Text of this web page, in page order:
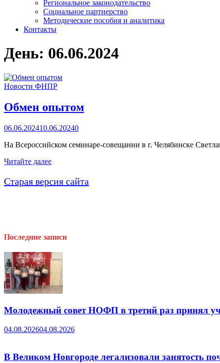
Региональное законодательство
Социальное партнерство
Методические пособия и аналитика
Контакты
День: 06.06.2024
Новости ФНПР
Обмен опытом
06.06.202410.06.20240
На Всероссийском семинаре-совещании в г. Челябинске
Обмен
Читайте далее
Старая версия сайта
Последние записи
Молодежный совет НОФП в третий раз принял
04.08.202604.08.2026
В Великом Новгороде легализовали занятость